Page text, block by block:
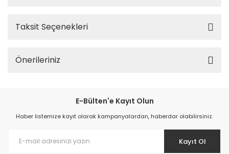
Taksit Seçenekleri
Önerileriniz
E-Bülten'e Kayıt Olun
Haber listemize kayıt olarak kampanyalardan, haberdar olabilirsiniz.
Kayıt Ol